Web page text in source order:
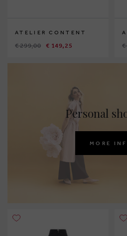
ATELIER CONTENT
€ 299,00 € 149,25
Personal
MORE